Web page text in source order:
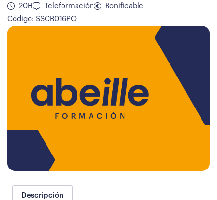
20H Teleformación
Bonificable
Código: SSCB016PO
Descripción